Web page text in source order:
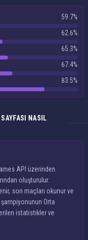
59.7%
62.6%
65.3%
67.4%
83.5%
NASIL
API üzerinden
oluşturulur.
son maçları okunur ve
Orta
istatistikler ve